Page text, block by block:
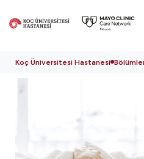
Koç Üniversitesi Hastanesi